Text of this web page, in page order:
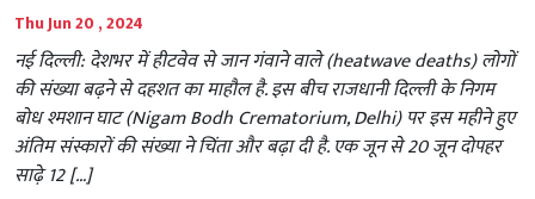
Thu Jun 20 , 2024
नई दिल्ली: देशभर में हीटवेव से जान गंवाने वाले (heatwave deaths) लोगों
की संख्या बढ़ने से दहशत का माहौल है. इस बीच राजधानी दिल्ली के निगम
बोध श्मशान घाट (Nigam Bodh Crematorium, Delhi) पर इस महीने हुए
अंतिम संस्कारों की संख्या ने चिंता और बढ़ा दी है. एक जून से 20 जून दोपहर
साढ़े 12 […]